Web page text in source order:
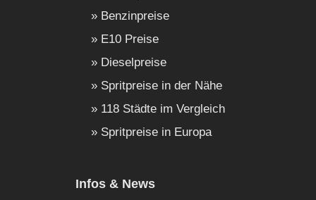
Benzinpreise
E10 Preise
Dieselpreise
Spritpreise in der Nähe
118 Städte im Vergleich
Spritpreise in Europa
Infos & News